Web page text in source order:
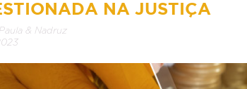
NA JUSTIÇA
& Nadruz